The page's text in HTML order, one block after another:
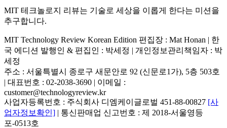
MIT 테크놀로지 리뷰는 기술로 세상을 이롭게 한다는 미션을
추구합니다.
MIT Technology Review Korean Edition 편집장 : Mat Honan | 한
국 에디션 발행인 & 편집인 : 박세정 | 개인정보관리책임자 : 박
세정
주소 : 서울특별시 종로구 새문안로 92 (신문로1가), 5층 503호
| 대표번호 : 02-2038-3690 | 이메일 :
customer@technologyreview.kr
사업자등록번호 : 주식회사 디엠케이글로벌 451-88-00827 [사
업자정보확인] | 통신판매업 신고번호 : 제 2018-서울영등
포-0513호